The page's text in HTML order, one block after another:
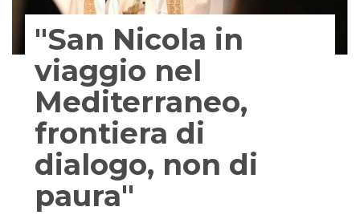
"San Nicola in
viaggio nel
Mediterraneo,
frontiera di
dialogo, non di
paura"